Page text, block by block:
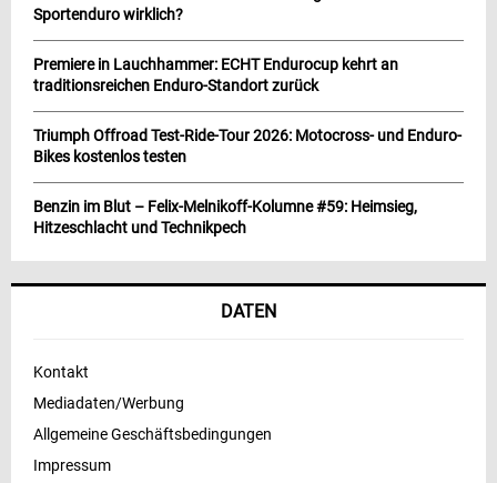
Sportenduro wirklich?
Premiere in Lauchhammer: ECHT Endurocup kehrt an
traditionsreichen Enduro-Standort zurück
Triumph Offroad Test-Ride-Tour 2026: Motocross- und Enduro-
Bikes kostenlos testen
Benzin im Blut – Felix-Melnikoff-Kolumne #59: Heimsieg,
Hitzeschlacht und Technikpech
DATEN
Kontakt
Mediadaten/Werbung
Allgemeine Geschäftsbedingungen
Impressum